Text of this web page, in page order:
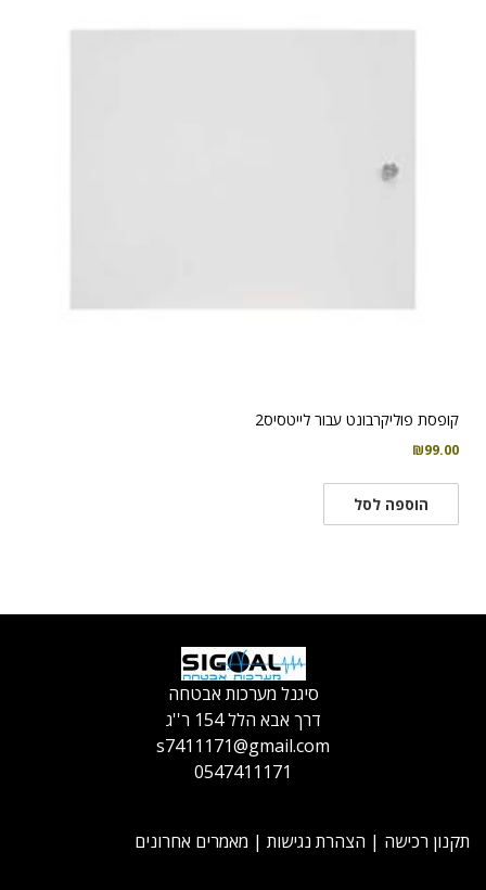
קופסת פוליקרבונט עבור לייטסיס2
₪99.00
הוספה לסל
סיגנל מערכות אבטחה
דרך אבא הלל 154 ר''ג
s7411171@gmail.com
0547411171
תקנון רכישה | הצהרת נגישות | מאמרים אחרונים